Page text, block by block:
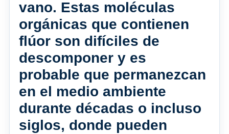
vano. Estas moléculas
orgánicas que contienen
flúor son difíciles de
descomponer y es
probable que permanezcan
en el medio ambiente
durante décadas o incluso
siglos, donde pueden